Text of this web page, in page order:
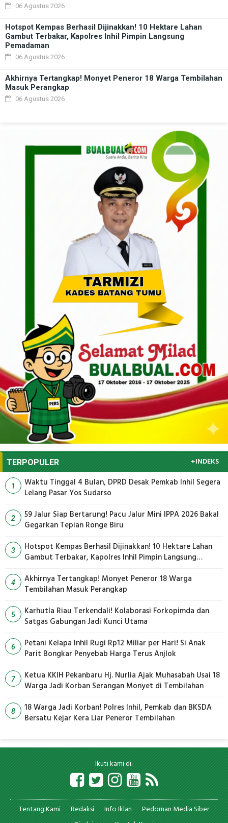
06 Agustus 2026
Hotspot Kempas Berhasil Dijinakkan! 10 Hektare Lahan
Gambut Terbakar, Kapolres Inhil Pimpin Langsung
Pemadaman
06 Agustus 2026
Akhirnya Tertangkap! Monyet Peneror 18 Warga Tembilahan
Masuk Perangkap
06 Agustus 2026
TERPOPULER +INDEKS
1
Waktu Tinggal 4 Bulan, DPRD Desak Pemkab Inhil Segera
Lelang Pasar Yos Sudarso
2
59 Jalur Siap Bertarung! Pacu Jalur Mini IPPA 2026 Bakal
Gegarkan Tepian Ronge Biru
3
Hotspot Kempas Berhasil Dijinakkan! 10 Hektare Lahan
Gambut Terbakar, Kapolres Inhil Pimpin Langsung
4
Akhirnya Tertangkap! Monyet Peneror 18 Warga
Tembilahan Masuk Perangkap
5
Karhutla Riau Terkendali! Kolaborasi Forkopimda dan
Satgas Gabungan Jadi Kunci Utama
6
Petani Kelapa Inhil Rugi Rp12 Miliar per Hari! Si Anak
Parit Bongkar Penyebab Harga Terus Anjlok
7
Ketua KKIH Pekanbaru Hj. Nurlia Ajak Muhasabah Usai 18
Warga Jadi Korban Serangan Monyet di Tembilahan
8
18 Warga Jadi Korban! Polres Inhil, Pemkab dan BKSDA
Bersatu Kejar Kera Liar Peneror Tembilahan
Ikuti kami di:
Tentang Kami Redaksi Info Iklan
Pedoman Media Siber